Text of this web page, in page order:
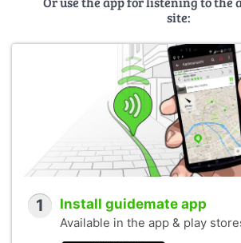
site:
1 Install guidemate app
Available in the app & play